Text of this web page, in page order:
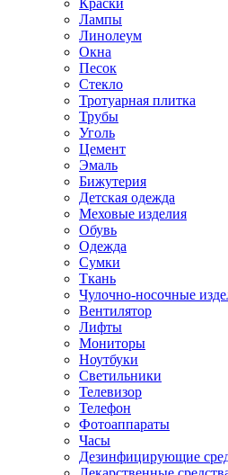
Краски
Лампы
Линолеум
Окна
Песок
Стекло
Тротуарная плитка
Трубы
Уголь
Цемент
Эмаль
Бижутерия
Детская одежда
Меховые изделия
Обувь
Одежда
Сумки
Ткань
Чулочно-носочные
Вентилятор
Лифты
Мониторы
Ноутбуки
Светильники
Телевизор
Телефон
Фотоаппараты
Часы
Дезинфицирующие